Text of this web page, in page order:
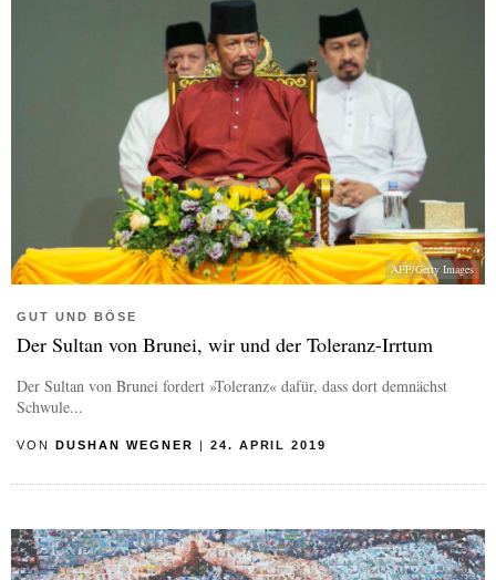
AFP/Getty Images
GUT UND BÖSE
Der Sultan von Brunei, wir und der Toleranz-Irrtum
Der Sultan von Brunei fordert »Toleranz« dafür, dass dort demnächst
Schwule...
VON DUSHAN WEGNER | 24. APRIL 2019